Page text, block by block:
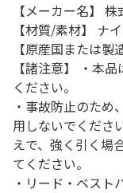
【メーカー名】
【材質/素材】 ナ
【原産国または製
【諸注意】 ・本
ください。
・事故防止のた
用しないでくださ
えで、強く引く場
てください。
・リード・ベスト